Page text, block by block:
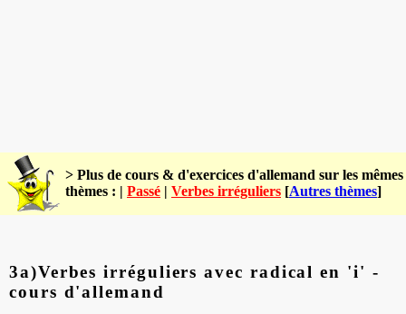
> Plus de cours & d'exercices d'allemand sur les mêmes
thèmes : | Passé | Verbes irréguliers [Autres thèmes]
3a)Verbes irréguliers avec radical en 'i' -
cours d'allemand